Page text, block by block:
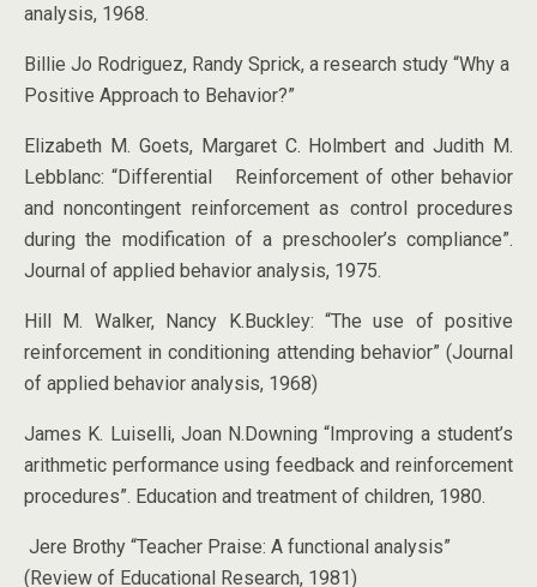
analysis, 1968.
Billie Jo Rodriguez, Randy Sprick, a research study “Why a
Positive Approach to Behavior?”
Elizabeth M. Goets, Margaret C. Holmbert and Judith M.
Lebblanc: “Differential Reinforcement of other behavior
and noncontingent reinforcement as control procedures
during the modification of a preschooler’s compliance”.
Journal of applied behavior analysis, 1975.
Hill M. Walker, Nancy K.Buckley: “The use of positive
reinforcement in conditioning attending behavior” (Journal
of applied behavior analysis, 1968)
James K. Luiselli, Joan N.Downing “Improving a student’s
arithmetic performance using feedback and reinforcement
procedures”. Education and treatment of children, 1980.
Jere Brothy “Teacher Praise: A functional analysis”
(Review of Educational Research, 1981)